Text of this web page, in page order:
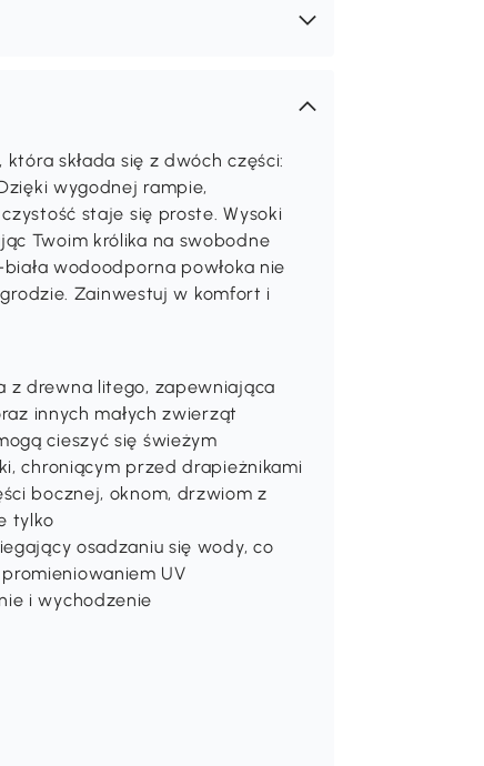
składa się z dwóch części:
wygodnej rampie,
staje się proste. Wysoki
Twoim królika na swobodne
wodoodporna powłoka nie
Zainwestuj w komfort i
z drewna litego, zapewniająca
innych małych zwierząt
cieszyć się świeżym
chroniącym przed drapieżnikami
bocznej, oknom, drzwiom z
tylko
osadzaniu się wody, co
UV
i wychodzenie